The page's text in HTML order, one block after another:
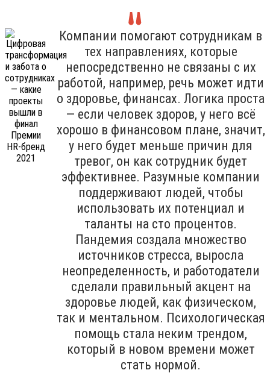
Компании помогают сотрудникам в
тех направлениях, которые
непосредственно не связаны с их
работой, например, речь может идти
о здоровье, финансах. Логика проста
— если человек здоров, у него всё
хорошо в финансовом плане, значит,
у него будет меньше причин для
тревог, он как сотрудник будет
эффективнее. Разумные компании
поддерживают людей, чтобы
использовать их потенциал и
таланты на сто процентов.
Пандемия создала множество
источников стресса, выросла
неопределенность, и работодатели
сделали правильный акцент на
здоровье людей, как физическом,
так и ментальном. Психологическая
помощь стала неким трендом,
который в новом времени может
стать нормой.